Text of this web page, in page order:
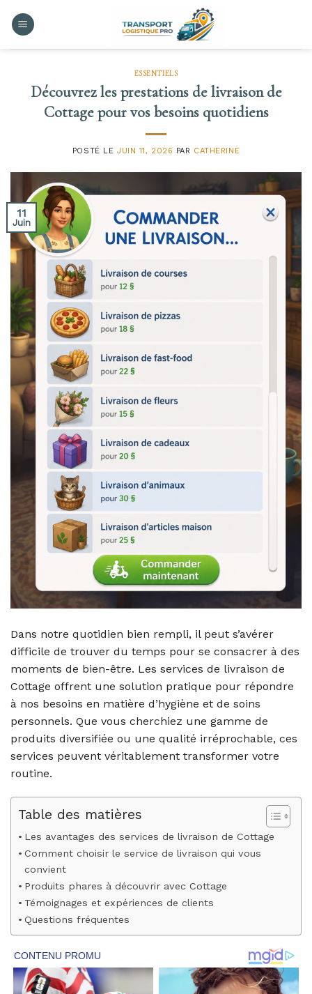
ESSENTIELS
Découvrez les prestations de livraison de
Cottage pour vos besoins quotidiens
POSTÉ LE JUIN 11, 2026 PAR CATHERINE
11
Juin
Dans notre quotidien bien rempli, il peut s’avérer
difficile de trouver du temps pour se consacrer à des
moments de bien-être. Les services de livraison de
Cottage offrent une solution pratique pour répondre
à nos besoins en matière d’hygiène et de soins
personnels. Que vous cherchiez une gamme de
produits diversifiée ou une qualité irréprochable, ces
services peuvent véritablement transformer votre
routine.
Table des matières
Les avantages des services de livraison de Cottage
Comment choisir le service de livraison qui vous
convient
Produits phares à découvrir avec Cottage
Témoignages et expériences de clients
Questions fréquentes